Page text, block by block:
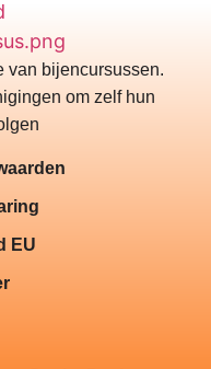
van bijencursussen.
om zelf hun
EU